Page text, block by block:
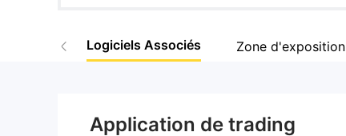
8
9
6
7
8
Logiciels Associés Zone d'exposition
Application de trading